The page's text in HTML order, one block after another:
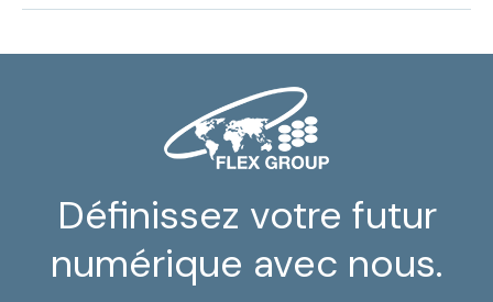
Définissez votre futur
numérique avec nous.